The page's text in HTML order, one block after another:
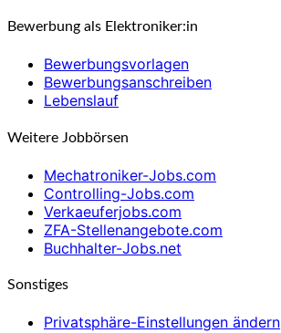
Bewerbung als Elektroniker:in
Bewerbungsvorlagen
Bewerbungsanschreiben
Lebenslauf
Weitere Jobbörsen
Mechatroniker-Jobs.com
Controlling-Jobs.com
Verkaeuferjobs.com
ZFA-Stellenangebote.com
Buchhalter-Jobs.net
Sonstiges
Privatsphäre-Einstellungen ändern